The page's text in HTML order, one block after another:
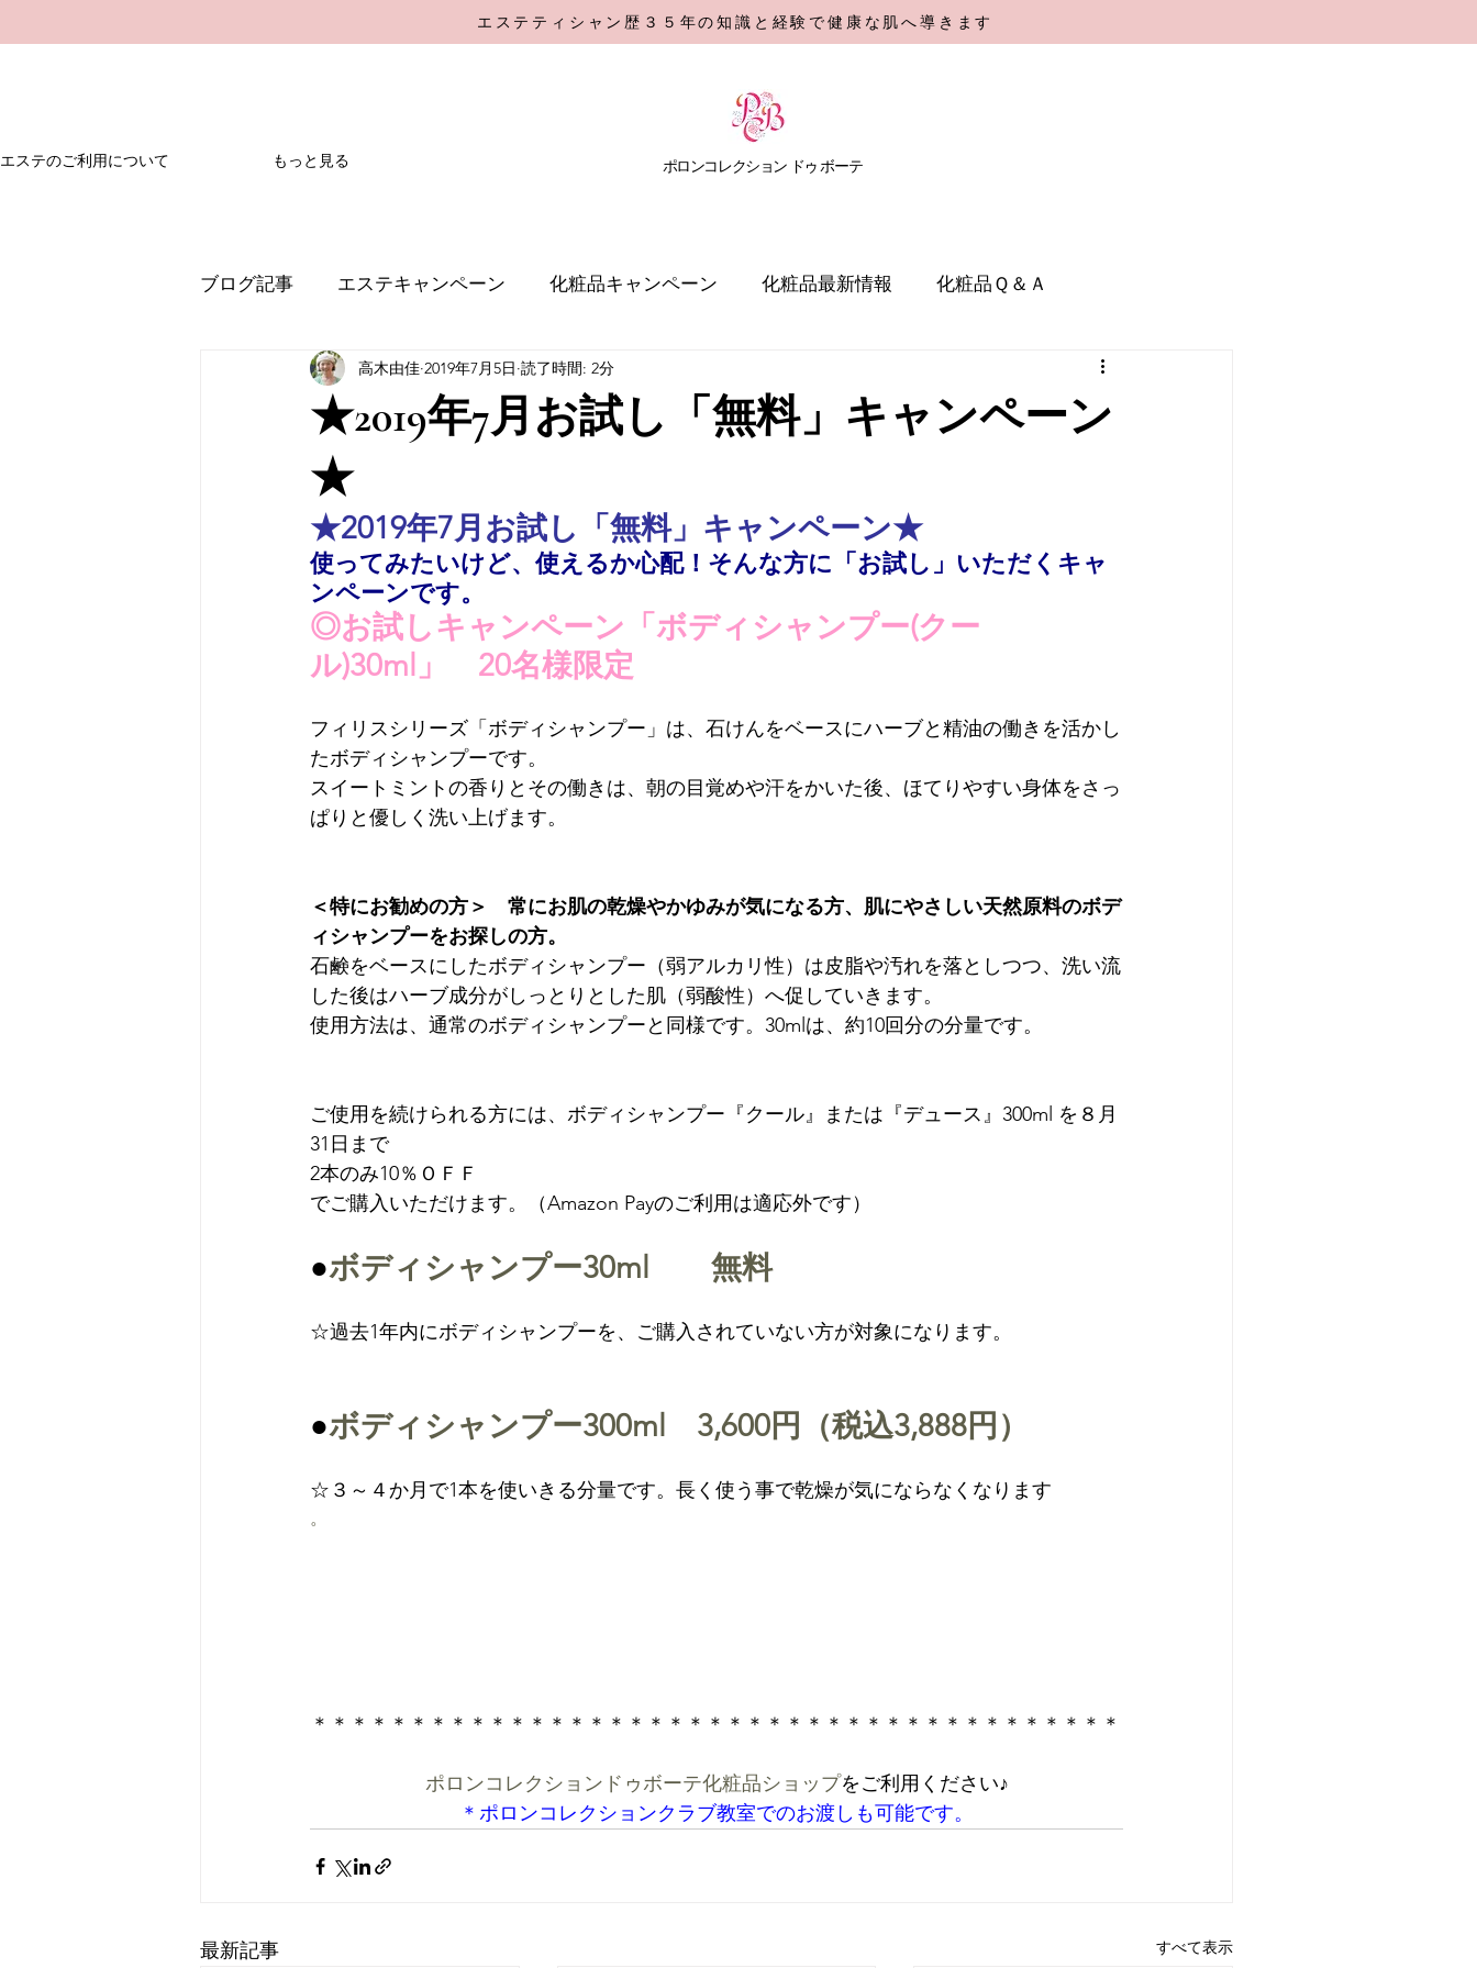
エステティシャン歴３５年の知識と経験で健康な肌へ導きます
エステのご利用について もっと見る ​ポロンコレクション ドゥ ボーテ
ブログ記事 エステキャンペーン 化粧品キャンペーン 化粧品最新情報 化粧品Ｑ＆Ａ
★2019年7月お試し「無料」キャンペーン
★
高木由佳 2019年7月5日 読了時間: 2分
★2019年7月お試し「無料」キャンペーン★
使ってみたいけど、使えるか心配！そんな方に「お試し」いただくキャ
ンペーンです。
◎お試しキャンペーン「ボディシャンプー(クー
ル)30ml」 20名様限定
フィリスシリーズ「ボディシャンプー」は、石けんをベースにハーブと精油の働きを活かし
たボディシャンプーです。
スイートミントの香りとその働きは、朝の目覚めや汗をかいた後、ほてりやすい身体をさっ
ぱりと優しく洗い上げます。
＜特にお勧めの方＞　常にお肌の乾燥やかゆみが気になる方、肌にやさしい天然原料のボデ
ィシャンプーをお探しの方。
石鹸をベースにしたボディシャンプー（弱アルカリ性）は皮脂や汚れを落としつつ、洗い流
した後はハーブ成分がしっとりとした肌（弱酸性）へ促していきます。
使用方法は、通常のボディシャンプーと同様です。30mlは、約10回分の分量です。
ご使用を続けられる方には、ボディシャンプー『クール』または『デュース』300ml を８月
31日まで
2本のみ10％ＯＦＦ
●ボディシャンプー30ml　　無料
☆過去1年内にボディシャンプーを、ご購入されていない方が対象になります。
●ボディシャンプー300ml　3,600円（税込3,888円）
☆３～４か月で1本を使いきる分量です。長く使う事で乾燥が気にならなくなります
。
ポロンコレクションドゥボーテ化粧品ショップをご利用ください♪
＊ポロンコレクションクラブ教室でのお渡しも可能です。
最新記事 すべて表示